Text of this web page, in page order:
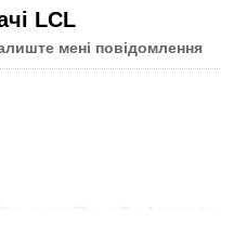
LCL
мені повідомлення